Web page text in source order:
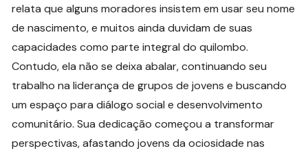
relata que alguns moradores insistem em usar seu nome
de nascimento, e muitos ainda duvidam de suas
capacidades como parte integral do quilombo.
Contudo, ela não se deixa abalar, continuando seu
trabalho na liderança de grupos de jovens e buscando
um espaço para diálogo social e desenvolvimento
comunitário. Sua dedicação começou a transformar
perspectivas, afastando jovens da ociosidade nas